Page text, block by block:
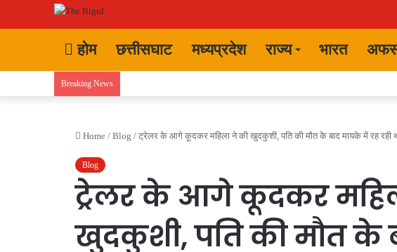
होम छत्तीसघाट मध्यप्रदेश राज्य भारत
Breaking News
Home / Blog / ट्रेलर के आगे कूदकर महिला ने की खुदकुशी, पति की मौत के बाद मायके में रह रही
Blog
ट्रेलर के आगे कूदकर
खुदकुशी, पति की मौत के